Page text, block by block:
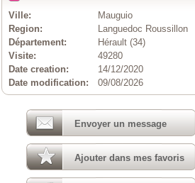
Ville:
Mauguio
Region:
Languedoc Roussillon
Département:
Hérault (34)
Visite:
49280
Date creation:
14/12/2020
Date modification:
09/08/2026
Envoyer un message
Ajouter dans mes favoris